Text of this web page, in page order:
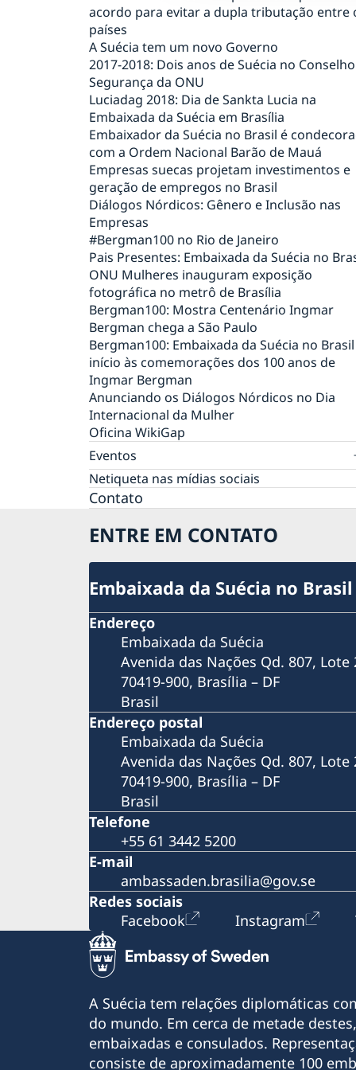
acordo para evitar a dupla tributação entre
países
A Suécia tem um novo Governo
2017-2018: Dois anos de Suécia no
Segurança da ONU
Luciadag 2018: Dia de Sankta Lucia na
Embaixada da Suécia em Brasília
Embaixador da Suécia no Brasil é
com a Ordem Nacional Barão de Mauá
Empresas suecas projetam investimentos e
geração de empregos no Brasil
Diálogos Nórdicos: Gênero e Inclusão nas
Empresas
#Bergman100 no Rio de Janeiro
Pais Presentes: Embaixada da Suécia no
ONU Mulheres inauguram exposição
fotográfica no metrô de Brasília
Bergman100: Mostra Centenário Ingmar
Bergman chega a São Paulo
Bergman100: Embaixada da Suécia no
início às comemorações dos 100 anos de
Ingmar Bergman
Anunciando os Diálogos Nórdicos no Dia
Internacional da Mulher
Oficina WikiGap
Eventos
Mostra de Cinema Nórdico no CCBB
Semanas de Inovação Suécia-Brasil 2021:
cocriando o futuro
VI Festival Internacional de Cinema LGBTQI+
Dia Nacional 2021
Meio Ambiente e Sustentabilidade
#SuéciaEmCasa Especial
Webinar HomeOffice - Como manter a
produtividade?
Webinar COVID-19
Webinar Permissão de Residência
Webinar Pré-Embarque Novos Estudantes
Suécia 2020
Webinar Saúde Mental em Tempos de
Coronavírus
Mostra de Cinema Sueco Contemporâneo em
São Paulo
Festival Sustentabilidade de Cinema Nórdico
em Brasília
Hero SwimRun
"A Minha Própria Lua" no no Cine Olympia,
Belém, no Pará
Plogging Day Brazil 2019
Suécia na 65ª Feira do Livro de Porto Alegre
"Apenas Uma Pessoa Normal" no Cine
em Belém, no Pará
"Algo a Romper" no Cine Olympia, em Belém,
no Pará
Exposição Fotográfica Pais Presentes
Semana Nórdica de Marília
Orquestra e Coro Acadêmico de Malmö no
de Janeiro
Bikes versus Carros em Benevides/Pará
Netiqueta nas mídias sociais
Contato
ENTRE EM CONTATO
Embaixada da Suécia no Brasil
Endereço
Embaixada da Suécia
Avenida das Nações Qd. 807, Lote
70419-900, Brasília – DF
Brasil
Endereço postal
Embaixada da Suécia
Avenida das Nações Qd. 807, Lote
70419-900, Brasília – DF
Brasil
Telefone
+55 61 3442 5200
E-mail
ambassaden.brasilia@gov.se
Redes sociais
Facebook
Instagram
A Suécia tem relações diplomáticas
do mundo. Em cerca de metade
embaixadas e consulados.
consiste de aproximadamente 100